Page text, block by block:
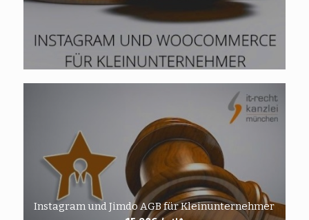
Instagram und Jimdo AGB für Kleinunternehmer